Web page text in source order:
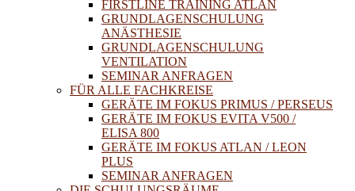
FIRSTLINE TRAINING ATLAN
GRUNDLAGENSCHULUNG
ANÄSTHESIE
GRUNDLAGENSCHULUNG
VENTILATION
SEMINAR ANFRAGEN
FÜR ALLE FACHKREISE
GERÄTE IM FOKUS PRIMUS / PERSEUS
GERÄTE IM FOKUS EVITA V500 /
ELISA 800
GERÄTE IM FOKUS ATLAN / LEON
PLUS
SEMINAR ANFRAGEN